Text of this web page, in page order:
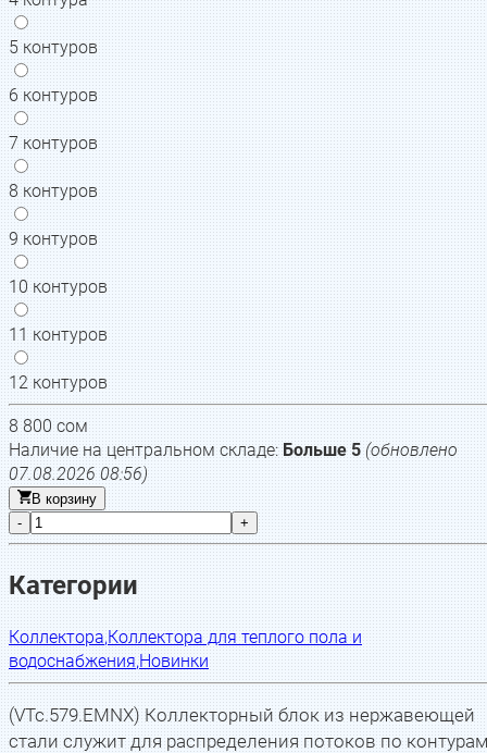
5 контуров
6 контуров
7 контуров
8 контуров
9 контуров
10 контуров
11 контуров
12 контуров
8 800сом
Наличие на центральном складе: Больше 5 (обновлено
07.08.2026 08:56)
В корзину
-
+
Категории
Коллектора,Коллектора для теплого пола и
водоснабжения,Новинки
(VTc.579.EMNX) Коллекторный блок из нержавеющей
стали служит для распределения потоков по контурам